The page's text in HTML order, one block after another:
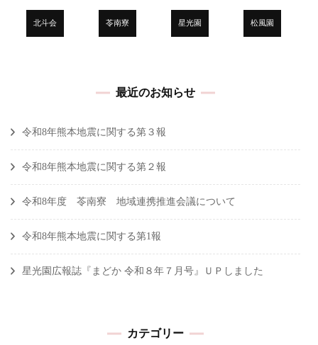
北斗会 苓南寮 星光園 松風園
最近のお知らせ
令和8年熊本地震に関する第３報
令和8年熊本地震に関する第２報
令和8年度 苓南寮 地域連携推進会議について
令和8年熊本地震に関する第1報
星光園広報誌『まどか 令和８年７月号』ＵＰしました
カテゴリー